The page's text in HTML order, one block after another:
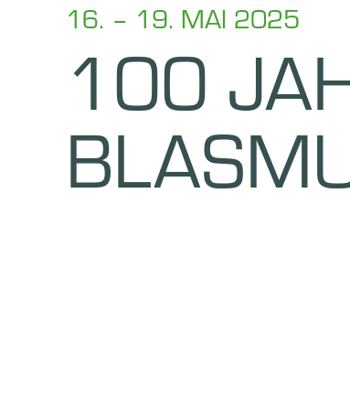
16. – 19. MAI 2025
100